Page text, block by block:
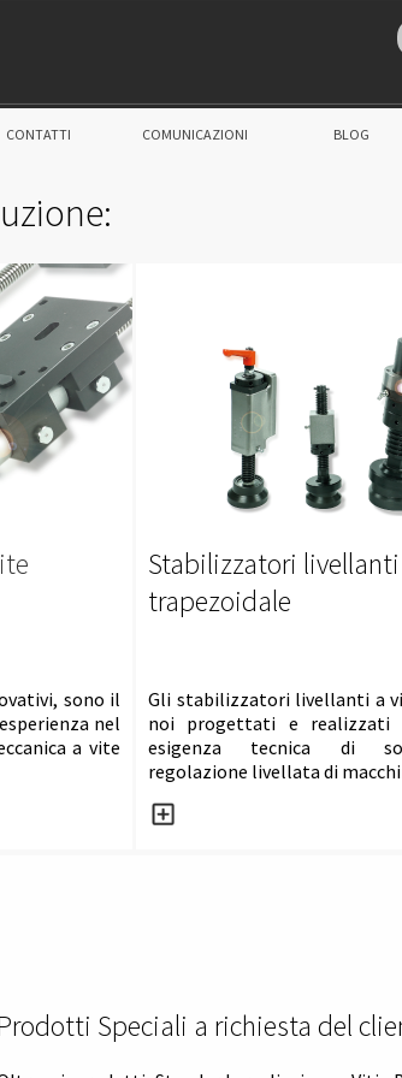
CONTATTI COMUNICAZIONI BLOG
sono il
nel
a vite
Stabilizzatori livellanti
trapezoidale
Gli stabilizzatori livellanti a
noi progettati e realizzati
esigenza tecnica di
regolazione livellata di
Speciali a richiesta del